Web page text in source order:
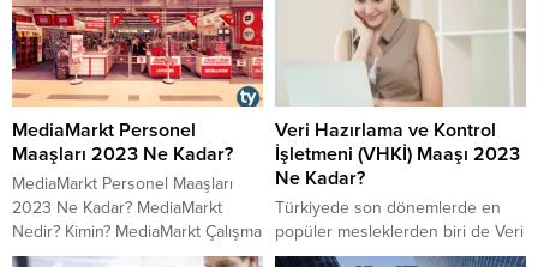
MediaMarkt Personel
Maaşları 2023 Ne Kadar?
MediaMarkt Personel Maaşları
2023 Ne Kadar? MediaMarkt
Nedir? Kimin? MediaMarkt Çalışma
Şartları ve Çalışma Saatleri 2023
Veri Hazırlama ve Kontrol
İşletmeni (VHKİ) Maaşı 2023
Ne Kadar?
Türkiyede son dönemlerde en
popüler mesleklerden biri de Veri
Hazırlama ve Kontrol İşletmeni